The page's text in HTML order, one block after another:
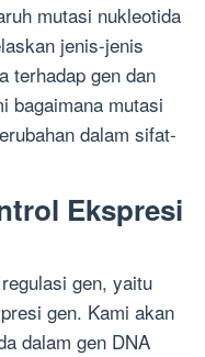
mutasi nukleotida
jenis-jenis
terhadap gen dan
bagaimana mutasi
dalam sifat-
Ekspresi
gen, yaitu
gen. Kami akan
dalam gen DNA